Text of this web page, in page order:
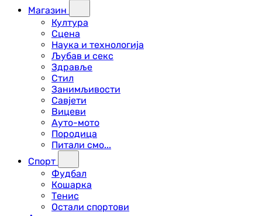
Магазин
Култура
Сцена
Наука и технологија
Љубав и секс
Здравље
Стил
Занимљивости
Савјети
Вицеви
Ауто-мото
Породица
Питали смо...
Спорт
Фудбал
Кошарка
Тенис
Остали спортови